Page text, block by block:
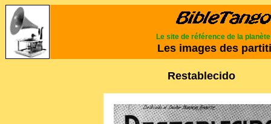
Le site de référence de la planète
Les images des
Restablecido